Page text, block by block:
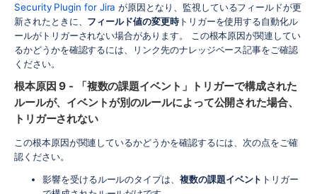
Security Plugin for Jira が原因となり、監視しているフィールドが更
新されたときに、 フィールド値の変更時トリガーを使用する自動化ル
ールがトリガーされない場合があります。 この根本原因が関連してい
るかどうかを確認するには、リンク先のナレッジベース記事をご確認
ください。
根本原因 9 - 「複数の課題イベント」トリガーで構成された
ルールが、イベントが別のルールによって公開された場合、
トリガーされない
この根本原因が関連しているかどうかを確認するには、次の点をご確
認ください。
影響を受けるルールのタイプは、 複数の課題イベント トリガー